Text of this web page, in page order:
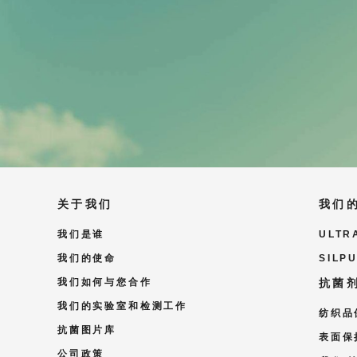
关于我们
我们是谁
我们的使命
我们如何与您合作
我们的实验室和检测工作
抗菌图片库
公司政策
我们
抗菌
纺织品
表面保